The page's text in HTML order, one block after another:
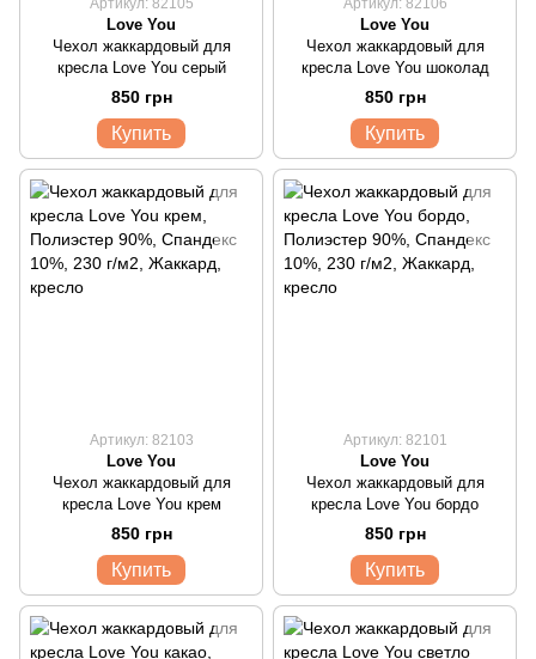
Артикул: 82105
Love You
Чехол жаккардовый для
кресла Love You серый
850 грн
Купить
Артикул: 82106
Love You
Чехол жаккардовый для
кресла Love You шоколад
850 грн
Купить
Артикул: 82103
Love You
Чехол жаккардовый для
кресла Love You крем
850 грн
Купить
Артикул: 82101
Love You
Чехол жаккардовый для
кресла Love You бордо
850 грн
Купить